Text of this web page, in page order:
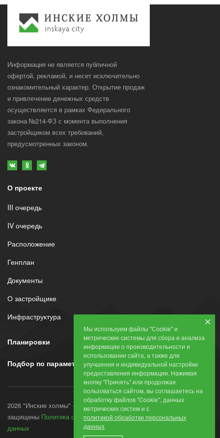
Информация не является публичной
офертой, рекламой, и несет исключительно
ознакомительный характер. Открытие продаж
и привлечение денежных средств
осуществляется в рамках Федерального
закона №214-ФЗ с момента выполнения
застройщиком всех требований,
предусмотренных законом.
О проекте
III очередь
IV очередь
Расположение
Генплан
Документы
О застройщике
Инфраструктура
Планировки
Подбор по параметрам
2026 "Инские холмы" - все права
защищены Политика обработки персональных
данных
Мы используем файлы "Сookie" и
метрические системы для сбора и анализа
информации о производительности и
использовании сайта, а также для
улучшения и индивидуальной настройки
предоставления информации. Нажимая
кнопку "Принять" или продолжая
пользоваться сайтом, вы соглашаетесь на
обработку файлов "Cookie", данных
метрических систем и c
политикой обработки персональных
данных